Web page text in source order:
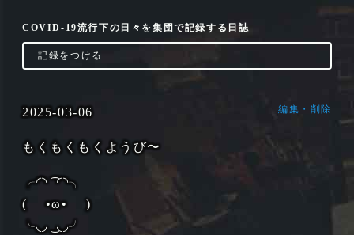
COVID-19流行下の日々を集団で記録する日誌
記録をつける
2025-03-06 編集・削除
もくもくもくようび〜
╭◜◝ ͡ ◜◝╮
( •ω• )
╰◟◞ ͜ ◟◞╯